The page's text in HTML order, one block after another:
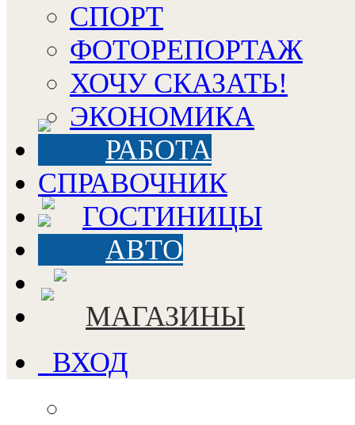
СПОРТ
ФОТОРЕПОРТАЖ
ХОЧУ СКАЗАТЬ!
ЭКОНОМИКА
РАБОТА
СПРАВОЧНИК
ГОСТИНИЦЫ
АВТО
МАГАЗИНЫ
ВХОД